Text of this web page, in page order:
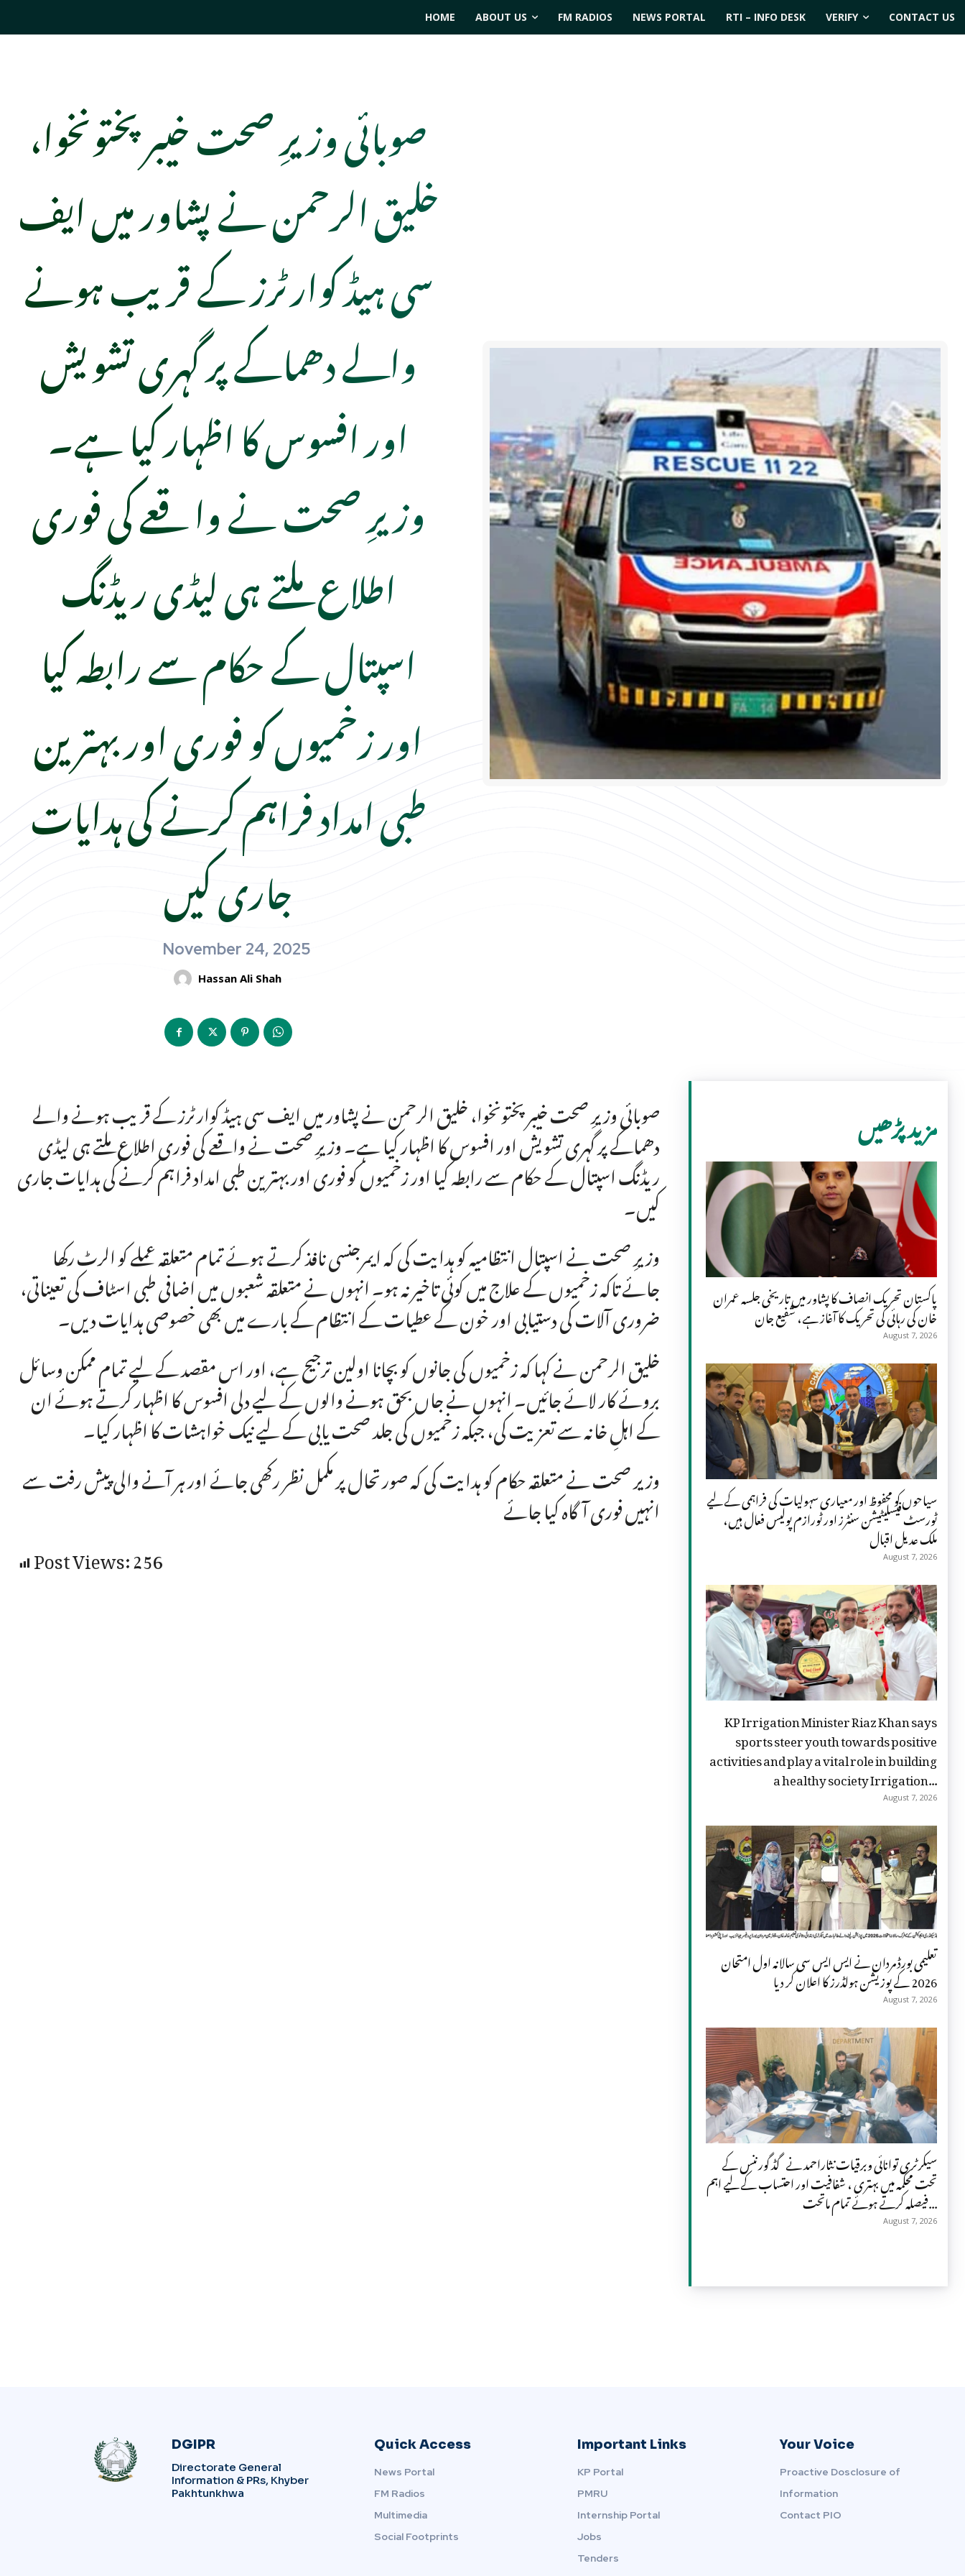
HOME ABOUT US FM RADIOS NEWS PORTAL RTI – INFO DESK VERIFY CONTACT US
صوبائی وزیرِ صحت خیبر پختونخوا،
خلیق الرحمن نے پشاور میں ایف
سی ہیڈ کوارٹرز کے قریب ہونے
والے دھماکے پر گہری تشویش
اور افسوس کا اظہار کیا ہے۔
وزیرِ صحت نے واقعے کی فوری
اطلاع ملتے ہی لیڈی ریڈنگ
اسپتال کے حکام سے رابطہ کیا
اور زخمیوں کو فوری اور بہترین
طبی امداد فراہم کرنے کی ہدایات
جاری کیں
November 24, 2025
Hassan Ali Shah
صوبائی وزیرِ صحت خیبر پختونخوا، خلیق الرحمن نے پشاور میں ایف سی ہیڈ کوارٹرز کے قریب ہونے والے
دھماکے پر گہری تشویش اور افسوس کا اظہار کیا ہے۔ وزیرِ صحت نے واقعے کی فوری اطلاع ملتے ہی لیڈی
ریڈنگ اسپتال کے حکام سے رابطہ کیا اور زخمیوں کو فوری اور بہترین طبی امداد فراہم کرنے کی ہدایات جاری
کیں۔
وزیرِ صحت نے اسپتال انتظامیہ کو ہدایت کی کہ ایمرجنسی نافذ کرتے ہوئے تمام متعلقہ عملے کو الرٹ رکھا
جائے تاکہ زخمیوں کے علاج میں کوئی تاخیر نہ ہو۔ انہوں نے متعلقہ شعبوں میں اضافی طبی اسٹاف کی تعیناتی،
ضروری آلات کی دستیابی اور خون کے عطیات کے انتظام کے بارے میں بھی خصوصی ہدایات دیں۔
خلیق الرحمن نے کہا کہ زخمیوں کی جانوں کو بچانا اولین ترجیح ہے، اور اس مقصد کے لیے تمام ممکن وسائل
بروئے کار لائے جائیں۔ انہوں نے جاں بحق ہونے والوں کے لیے دلی افسوس کا اظہار کرتے ہوئے ان
کے اہلِ خانہ سے تعزیت کی، جبکہ زخمیوں کی جلد صحت یابی کے لیے نیک خواہشات کا اظہار کیا۔
وزیر صحت نے متعلقہ حکام کو ہدایت کی کہ صورتحال پر مکمل نظر رکھی جائے اور ہر آنے والی پیش رفت سے
انہیں فوری آگاہ کیا جائے
Post Views:256
مزید پڑھیں
پاکستان تحریک انصاف کا پشاور میں تاریخی جلسہ عمران
خان کی رہائی کی تحریک کا آغاز ہے، شفیع جان
August 7, 2026
سیاحوں کو محفوظ اور معیاری سہولیات کی فراہمی کے لیے
ٹورسٹ فیسلیٹیشن سنٹرز اور ٹورازم پولیس فعال ہیں،
ملک عدیل اقبال
August 7, 2026
KP Irrigation Minister Riaz Khan says
sports steer youth towards positive
activities and play a vital role in building
a healthy society Irrigation...
August 7, 2026
تعلیمی بورڈ مردان نے ایس ایس سی سالانہ اول امتحان
2026 کے پوزیشن ہولڈرز کا اعلان کر دیا
August 7, 2026
سیکرٹری توانائی وبرقیات نثاراحمد نے گڈ گورننس کے
تحت محکمہ میں بہتری ، شفافیت اور احتساب کے لیے اہم
فیصلہ کرتے ہوئے تمام ماتحت...
August 7, 2026
DGIPR
Directorate General
Information & PRs, Khyber
Pakhtunkhwa
Quick Access
News Portal
FM Radios
Multimedia
Social Footprints
Important Links
KP Portal
PMRU
Internship Portal
Jobs
Tenders
Your Voice
Proactive Dosclosure of
Information
Contact PIO